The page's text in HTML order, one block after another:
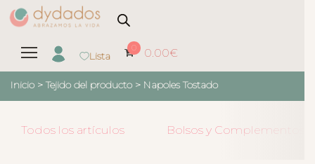
Lista
0 0.00€
Inicio > Tejido del producto > Napoles Tostado
Todos los artículos Bolsos y Complementos